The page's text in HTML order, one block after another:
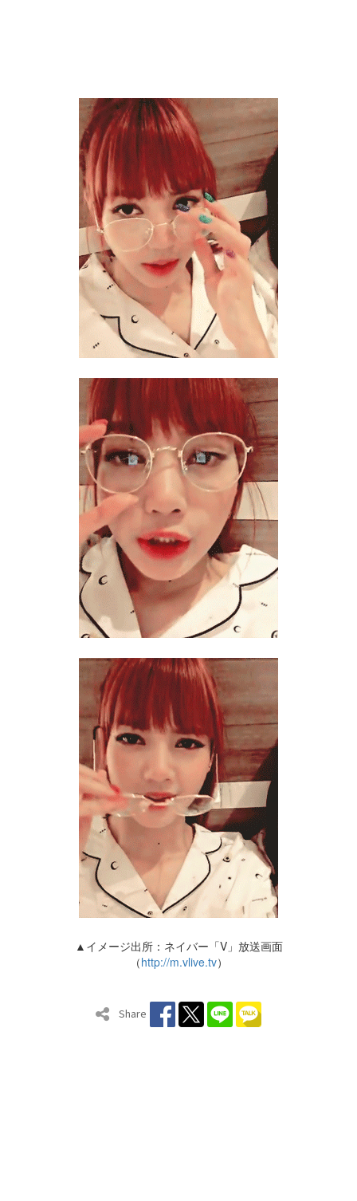
▲イメージ出所：ネイバー「V」放送画面
（http://m.vlive.tv）
Share